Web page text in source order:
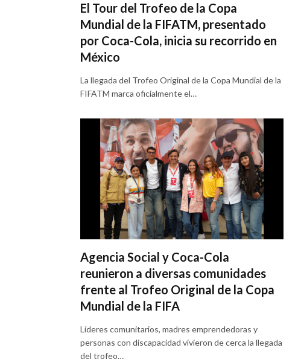
El Tour del Trofeo de la Copa
Mundial de la FIFATM, presentado
por Coca-Cola, inicia su recorrido en
México
La llegada del Trofeo Original de la Copa Mundial de la
FIFATM marca oficialmente el…
Agencia Social y Coca-Cola
reunieron a diversas comunidades
frente al Trofeo Original de la Copa
Mundial de la FIFA
Líderes comunitarios, madres emprendedoras y
personas con discapacidad vivieron de cerca la llegada
del trofeo…